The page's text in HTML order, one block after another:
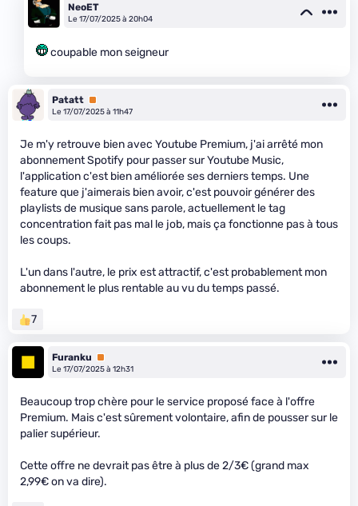
NeoET
Le 17/07/2025 à 20h04
coupable mon seigneur
Patatt Premium
Le 17/07/2025 à 11h47
Je m'y retrouve bien avec Youtube Premium, j'ai arrêté mon
abonnement Spotify pour passer sur Youtube Music,
l'application c'est bien améliorée ses derniers temps. Une
feature que j'aimerais bien avoir, c'est pouvoir générer des
playlists de musique sans parole, actuellement le tag
concentration fait pas mal le job, mais ça fonctionne pas à tous
les coups.
L'un dans l'autre, le prix est attractif, c'est probablement mon
abonnement le plus rentable au vu du temps passé.
7
Furanku
Premium
Le 17/07/2025 à 12h31
Beaucoup trop chère pour le service proposé face à l'offre
Premium. Mais c'est sûrement volontaire, afin de pousser sur le
palier supérieur.
Cette offre ne devrait pas être à plus de 2/3€ (grand max
2,99€ on va dire).